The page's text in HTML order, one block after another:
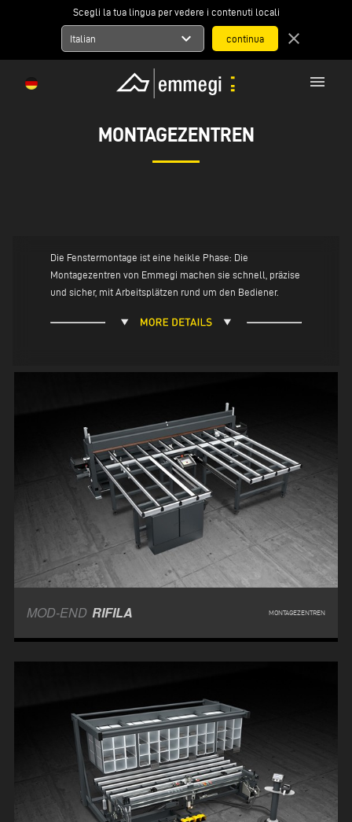
Scegli la tua lingua per vedere i contenuti locali
Italian expand_more close
menu
MONTAGEZENTREN
Die Fenstermontage ist eine heikle Phase: Die
Montagezentren von Emmegi machen sie schnell, präzise
und sicher, mit Arbeitsplätzen rund um den Bediener.
MOD-END RIFILA MONTAGEZENTREN